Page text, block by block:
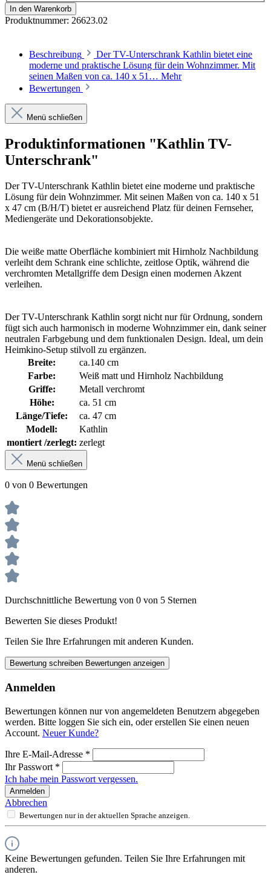
In den Warenkorb
Produktnummer: 26623.02
Beschreibung
Der TV-Unterschrank Kathlin bietet eine
moderne und praktische Lösung für dein Wohnzimmer. Mit
seinen Maßen von ca. 140 x 51… Mehr
Bewertungen
Menü schließen
Produktinformationen "Kathlin TV-
Unterschrank"
Der TV-Unterschrank Kathlin bietet eine moderne und praktische
Lösung für dein Wohnzimmer. Mit seinen Maßen von ca. 140 x 51
x 47 cm (B/H/T) bietet er ausreichend Platz für deinen Fernseher,
Mediengeräte und Dekorationsobjekte.
Die weiße matte Oberfläche kombiniert mit Hirnholz Nachbildung
verleiht dem Schrank eine schlichte, zeitlose Optik, während die
verchromten Metallgriffe dem Design einen modernen Akzent
verleihen.
Der TV-Unterschrank Kathlin sorgt nicht nur für Ordnung, sondern
fügt sich auch harmonisch in moderne Wohnzimmer ein, dank seiner
neutralen Farbgebung und dem funktionalen Design. Ideal, um dein
Heimkino-Setup stilvoll zu ergänzen.
Breite:
ca.140 cm
Farbe:
Weiß matt und Hirnholz Nachbildung
Griffe:
Metall verchromt
Höhe:
ca. 51 cm
Länge/Tiefe:
ca. 47 cm
Modell:
Kathlin
montiert /zerlegt: zerlegt
Menü schließen
0 von 0 Bewertungen
Durchschnittliche Bewertung von 0 von 5 Sternen
Bewerten Sie dieses Produkt!
Teilen Sie Ihre Erfahrungen mit anderen Kunden.
Bewertung schreiben Bewertungen anzeigen
Anmelden
Bewertungen können nur von angemeldeten Benutzern abgegeben
werden. Bitte loggen Sie sich ein, oder erstellen Sie einen neuen
Account. Neuer Kunde?
Ihre E-Mail-Adresse *
Ihr Passwort *
Ich habe mein Passwort vergessen.
Anmelden
Abbrechen
Bewertungen nur in der aktuellen Sprache anzeigen.
Keine Bewertungen gefunden. Teilen Sie Ihre Erfahrungen mit
anderen.